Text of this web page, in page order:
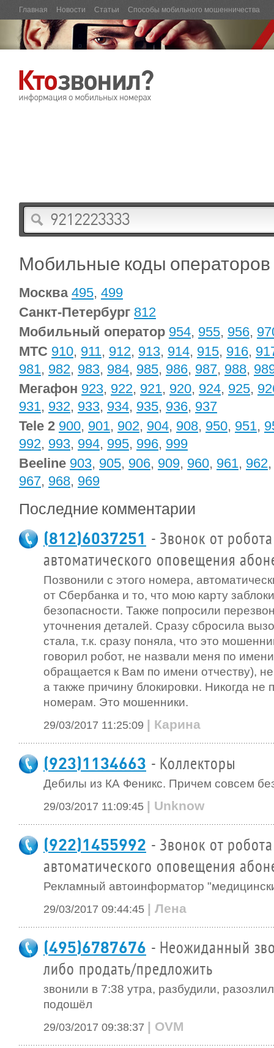
Главная Новости Статьи Способы мобильного мошенничества
Мобильные коды операторов
Москва 495, 499
Санкт-Петербург 812
Мобильный оператор 954, 955, 956,
МТС 910, 911, 912, 913, 914, 915, 916,
981, 982, 983, 984, 985, 986, 987, 988,
Мегафон 923, 922, 921, 920, 924, 925,
931, 932, 933, 934, 935, 936, 937
Tele 2 900, 901, 902, 904, 908, 950, 951,
992, 993, 994, 995, 996, 999
Beeline 903, 905, 906, 909, 960, 961, 962
967, 968, 969
Последние комментарии
(812)6037251 - Звонок от
автоматического оповещения
Позвонили с этого номера,
от Сбербанка и то, что мою карту
безопасности. Также попросили
уточнения деталей. Сразу сбросила
стала, т.к. сразу поняла, что это
говорил робот, не назвали меня по
обращается к Вам по имени отчеству),
а также причину блокировки. Никогда не
номерам. Это мошенники.
29/03/2017 11:25:09 | Карина
(923)1134663 - Коллекторы
Дебилы из КА Феникс. Причем совсем
29/03/2017 11:09:45 | Unknow
(922)1455992 - Звонок от
автоматического оповещения
Рекламный автоинформатор
29/03/2017 09:44:45 | Лена
(495)6787676 - Неожиданный
либо продать/предложить
звонили в 7:38 утра, разбудили,
подошёл
29/03/2017 09:38:37 | OVM